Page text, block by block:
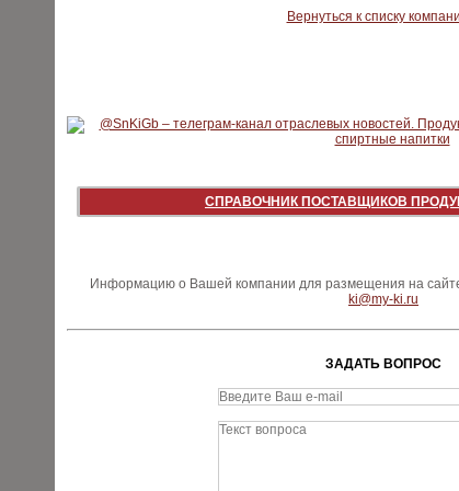
Вернуться к списку
СПРАВОЧНИК ПОСТАВЩИКОВ
Информацию о Вашей компании для размещения на
ki@my-ki.ru
ЗАДАТЬ ВОПРОС